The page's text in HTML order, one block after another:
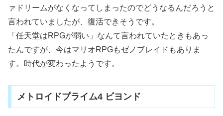
ァドリームがなくなってしまったのでどうなるんだろうと
言われていましたが、復活できそうです。
「任天堂はRPGが弱い」なんて言われていたときもあっ
たんですが、今はマリオRPGもゼノブレイドもありま
す。時代が変わったようです。
メトロイドプライム4 ビヨンド